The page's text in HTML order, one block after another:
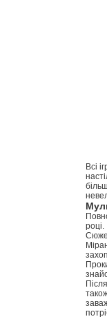
Всі
році.